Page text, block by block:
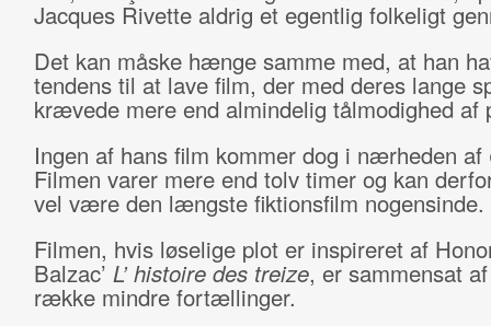
Jacques Rivette aldrig et egentlig folkeligt
Det kan måske hænge samme med, at han
tendens til at lave film, der med deres lange
krævede mere end almindelig tålmodighed af
Ingen af hans film kommer dog i nærheden af
Filmen varer mere end tolv timer og kan
vel være den længste fiktionsfilm nogensinde.
Filmen, hvis løselige plot er inspireret af
Balzac’ L’histoire des treize, er sammensat
række mindre fortællinger.